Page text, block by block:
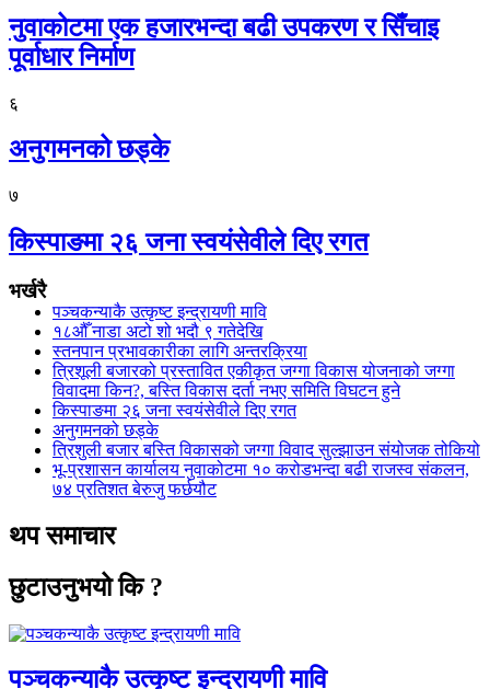
नुवाकोटमा एक हजारभन्दा बढी उपकरण र सिँचाइ
पूर्वाधार निर्माण
६
अनुगमनको छड्के
७
किस्पाङमा २६ जना स्वयंसेवीले दिए रगत
भर्खरै
पञ्चकन्याकै उत्कृष्ट इन्द्रायणी मावि
१८औँ नाडा अटो शो भदौ ९ गतेदेखि
स्तनपान प्रभावकारीका लागि अन्तरक्रिया
त्रिशूली बजारको प्रस्तावित एकीकृत जग्गा विकास योजनाको जग्गा
विवादमा किन?, बस्ति विकास दर्ता नभए समिति विघटन हुने
किस्पाङमा २६ जना स्वयंसेवीले दिए रगत
अनुगमनको छड्के
त्रिशुली बजार बस्ति विकासको जग्गा विवाद सुल्झाउन संयोजक तोकियो
भू-प्रशासन कार्यालय नुवाकोटमा १० करोडभन्दा बढी राजस्व संकलन,
७४ प्रतिशत बेरुजु फर्छयौट
थप समाचार
छुटाउनुभयो कि ?
पञ्चकन्याकै उत्कृष्ट इन्द्रायणी मावि